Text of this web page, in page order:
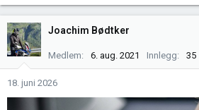
k
s
j
n
e
Joachim Bødtker
Medlem 6. aug. 2021 Innlegg 35
18. juni 2026